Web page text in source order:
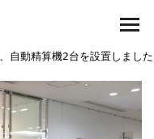
自動精算機2台を設置しまし